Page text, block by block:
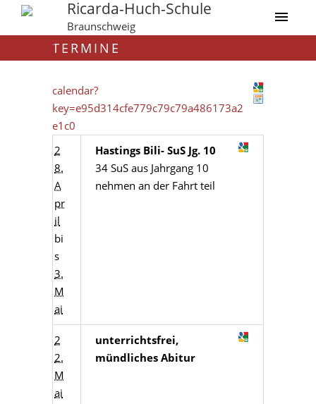
Ricarda-Huch-Schule
Braunschweig
TERMINE
calendar?
key=e95d314cfe779c79c79a486173a2
e1c0
2
8.
A
pr
il
bi
s
3.
M
ai
Hastings Bili- SuS Jg. 10
34 SuS aus Jahrgang 10
nehmen an der Fahrt teil
2
2.
M
ai
unterrichtsfrei,
mündliches Abitur